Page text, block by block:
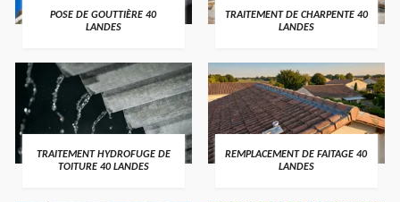
POSE DE GOUTTIÈRE 40
LANDES
TRAITEMENT DE CHARPENTE 40
LANDES
TRAITEMENT HYDROFUGE DE
TOITURE 40 LANDES
REMPLACEMENT DE FAITAGE 40
LANDES